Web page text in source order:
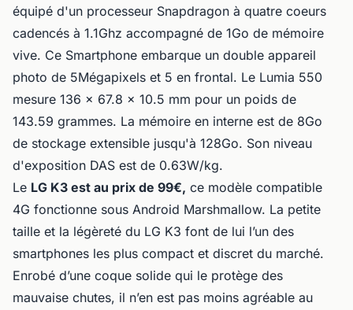
équipé d'un processeur Snapdragon à quatre coeurs
cadencés à 1.1Ghz accompagné de 1Go de mémoire
vive. Ce Smartphone embarque un double appareil
photo de 5Mégapixels et 5 en frontal. Le Lumia 550
mesure 136 x 67.8 x 10.5 mm pour un poids de
143.59 grammes. La mémoire en interne est de 8Go
de stockage extensible jusqu'à 128Go. Son niveau
d'exposition DAS est de 0.63W/kg.
Le LG K3 est au prix de 99€, ce modèle compatible
4G fonctionne sous Android Marshmallow. La petite
taille et la légèreté du LG K3 font de lui l’un des
smartphones les plus compact et discret du marché.
Enrobé d’une coque solide qui le protège des
mauvaise chutes, il n’en est pas moins agréable au